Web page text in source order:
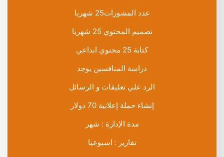
عدد المشورات25 شهريا
تصميم المحتوي 25 شهريا
كتابة 25 محتوي ابداعي
دراسة المنافسين يوجد
الرد علي تعليقات و الرسائل
إنشاء حملة إعلانية 70 دولار
مدة الإدارة : شهر
تقارير : اسبوعيا